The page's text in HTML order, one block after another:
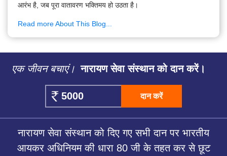
आरंभ है, जब पूरा वातावरण भक्तिमय हो उठता है।
Read more About This Blog...
एक जीवन बचाएं। नारायण सेवा संस्थान को दान करें।
दान करें
नारायण सेवा संस्थान को दिए गए सभी दान पर भारतीय
आयकर अधिनियम की धारा 80 जी के तहत कर से छूट